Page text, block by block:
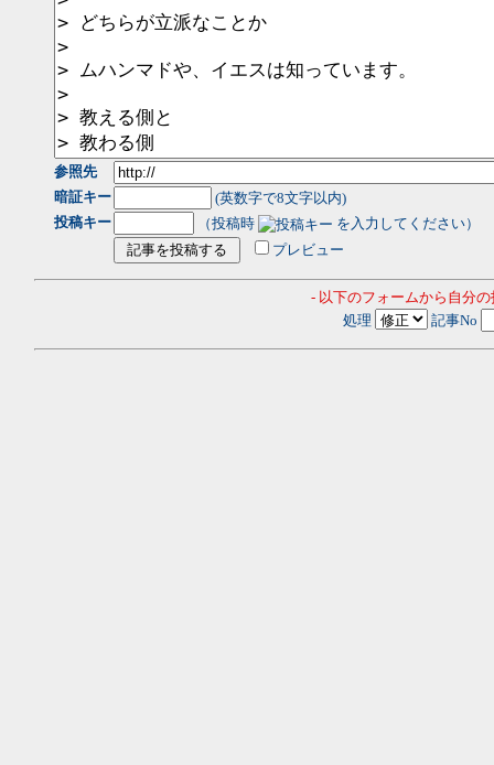
参照先
暗証キー
(英数字で8文字以内)
投稿キー
（投稿時
を入力してください）
プレビュー
- 以下のフォームから自分
処理
記事No